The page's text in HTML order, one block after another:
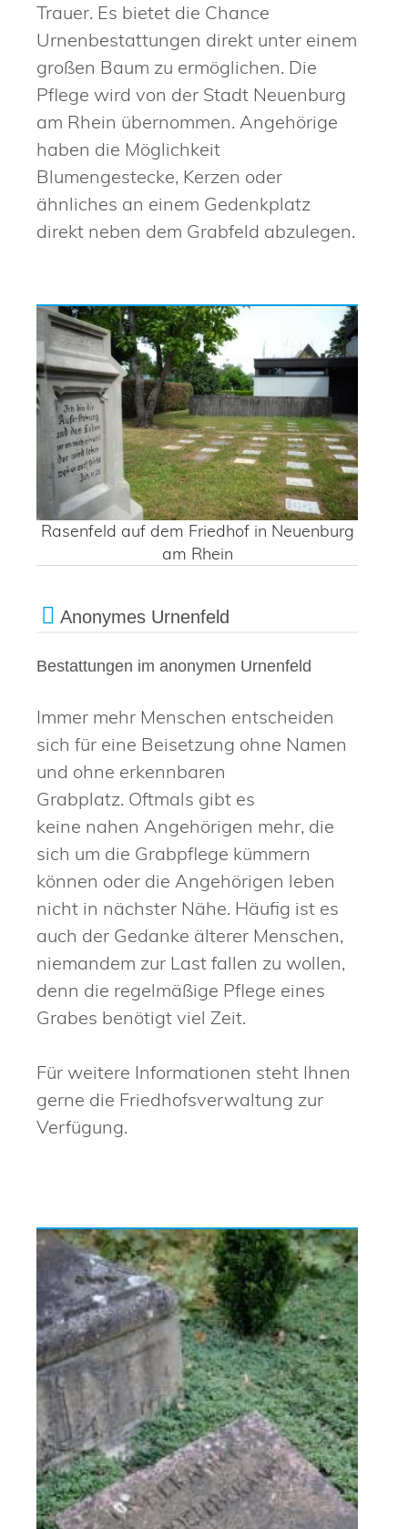
Trauer. Es bietet die Chance
Urnenbestattungen direkt unter einem
großen Baum zu ermöglichen. Die
Pflege wird von der Stadt Neuenburg
am Rhein übernommen. Angehörige
haben die Möglichkeit
Blumengestecke, Kerzen oder
ähnliches an einem Gedenkplatz
direkt neben dem Grabfeld abzulegen.
Rasenfeld auf dem Friedhof in Neuenburg
am Rhein
Anonymes Urnenfeld
Bestattungen im anonymen Urnenfeld
Immer mehr Menschen entscheiden
sich für eine Beisetzung ohne Namen
und ohne erkennbaren
Grabplatz. Oftmals gibt es
keine nahen Angehörigen mehr, die
sich um die Grabpflege kümmern
können oder die Angehörigen leben
nicht in nächster Nähe. Häufig ist es
auch der Gedanke älterer Menschen,
niemandem zur Last fallen zu wollen,
denn die regelmäßige Pflege eines
Grabes benötigt viel Zeit.
Für weitere Informationen steht Ihnen
gerne die Friedhofsverwaltung zur
Verfügung.